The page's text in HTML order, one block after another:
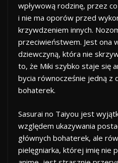
wpływową rodzinę, przez
i nie ma oporów przed
krzywdzeniem innych.
przeciwieństwem. Jest ona
dziewczyną, która nie
to, że Miki szybko staje się
bycia równocześnie jedną z
bohaterek.
Sasurai no Taiyou jest
względem ukazywania
głównych bohaterek, ale
pielęgniarka, której imię nie